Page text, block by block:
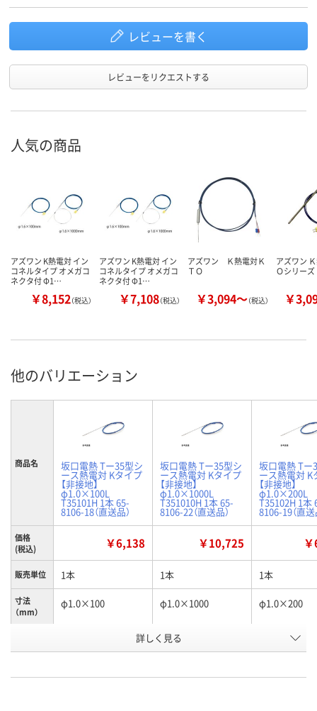
レビューを書く
レビューをリクエストする
人気の商品
アズワン K熱電対 イン
コネルタイプ オメガコ
ネクタ付 Φ1…
￥8,152（税込）
アズワン K熱電対 イン
コネルタイプ オメガコ
ネクタ付 Φ1…
￥7,108（税込）
アズワン Ｋ熱電対Ｋ
ＴＯ
￥3,094～（税込）
アズワン
Ｏシリーズ
￥
他のバリエーション
商品名 坂口電熱 Tー35型シ
ース熱電対 Kタイプ
【非接地】
φ1.0×100L
T35101H 1本 65-
8106-18（直送品）
坂口電熱 Tー35型シ
ース熱電対 Kタイプ
【非接地】
φ1.0×1000L
T351010H 1本 65-
8106-22（直送品）
坂口電熱 Tー
ース熱電対 K
【非接地】
φ1.0×200L
T35102H 1本
8106-19（直送
価格
(税込)
￥6,138 ￥10,725
販売単位 1本 1本 1本
寸法
（mm）
φ1.0×100 φ1.0×1000 φ1.0×200
RK19311 RK19306
詳しく見る